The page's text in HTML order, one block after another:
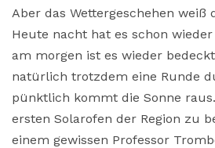
Aber das Wettergeschehen weiß
Heute nacht hat es schon
am morgen ist es wieder
natürlich trotzdem eine Runde
pünktlich kommt die Sonne
ersten Solarofen der Region zu
einem gewissen Professor